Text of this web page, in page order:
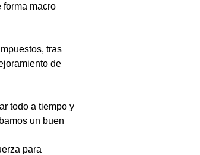
forma macro
tras
de
todo a tiempo y
un buen
para